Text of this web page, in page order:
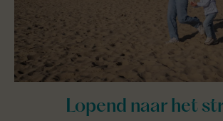
Lopend naar het